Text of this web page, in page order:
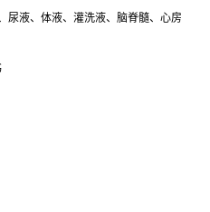
尿液、体液、灌洗液、脑脊髓、心房